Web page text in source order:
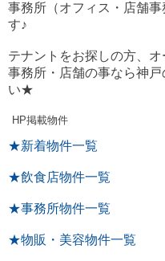
事務所（オフィス・店舗
す♪
テナントをお探しの方、オ
事務所・店舗の事なら神
い★
HP掲載物件
★新着物件一覧
★飲食店物件一覧
★事務所物件一覧
★物販・美容物件一覧